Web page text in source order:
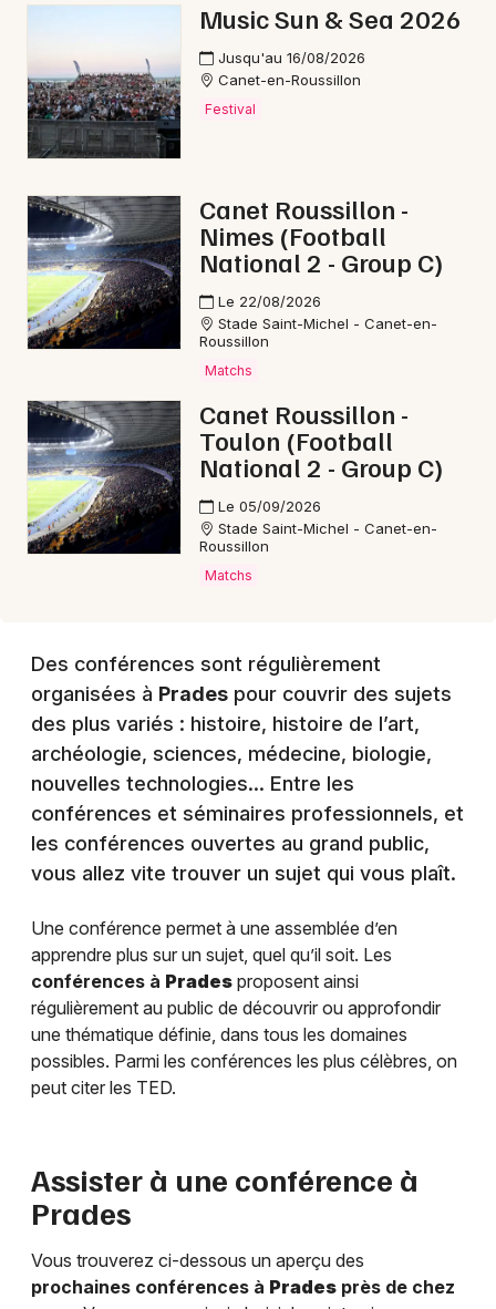
Artistes en tournée
Actus à Prades
Magazine à Prades
66 - Pyrénées-Orientales
Choisir mes départements
Mon email
Je m'abonne
Music Sun & Sea 2026
Jusqu'au 16/08/2026
Canet-en-Roussillon
Festival
Canet Roussillon -
Nimes (Football
National 2 - Group C)
Le 22/08/2026
Stade Saint-Michel - Canet-en-
Roussillon
Matchs
Canet Roussillon -
Toulon (Football
National 2 - Group C)
Le 05/09/2026
Stade Saint-Michel - Canet-en-
Roussillon
Matchs
Des conférences sont régulièrement
organisées à Prades pour couvrir des sujets
des plus variés : histoire, histoire de l’art,
archéologie, sciences, médecine, biologie,
nouvelles technologies… Entre les
conférences et séminaires professionnels, et
les conférences ouvertes au grand public,
vous allez vite trouver un sujet qui vous plaît.
Une conférence permet à une assemblée d’en
apprendre plus sur un sujet, quel qu’il soit. Les
conférences à Prades proposent ainsi
régulièrement au public de découvrir ou approfondir
une thématique définie, dans tous les domaines
possibles. Parmi les conférences les plus célèbres, on
peut citer les TED.
Assister à une conférence à
Prades
Vous trouverez ci-dessous un aperçu des
prochaines conférences à Prades près de chez